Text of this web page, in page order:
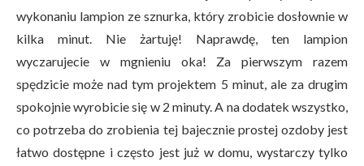
wykonaniu lampion ze sznurka, który zrobicie dosłownie w
kilka minut. Nie żartuję! Naprawdę, ten lampion
wyczarujecie w mgnieniu oka! Za pierwszym razem
spędzicie może nad tym projektem 5 minut, ale za drugim
spokojnie wyrobicie się w 2 minuty. A na dodatek wszystko,
co potrzeba do zrobienia tej bajecznie prostej ozdoby jest
łatwo dostępne i często jest już w domu, wystarczy tylko